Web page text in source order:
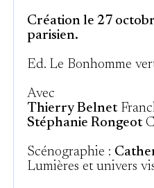
Création le 27
parisien.
Ed. Le Bonhomme
Avec
Thierry Belnet
Stéphanie Rongeot
Scénographie :
Lumières et univers